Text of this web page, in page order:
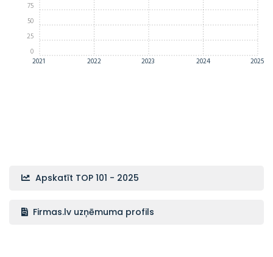
2021 2022 2023 2024 2025
0
25
50
75
Apskatīt TOP 101 - 2025
Firmas.lv uzņēmuma profils